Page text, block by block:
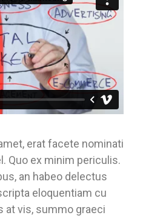
erat facete nominati
Quo ex minim periculis.
an habeo delectus
eloquentiam cu
at vis, summo graeci